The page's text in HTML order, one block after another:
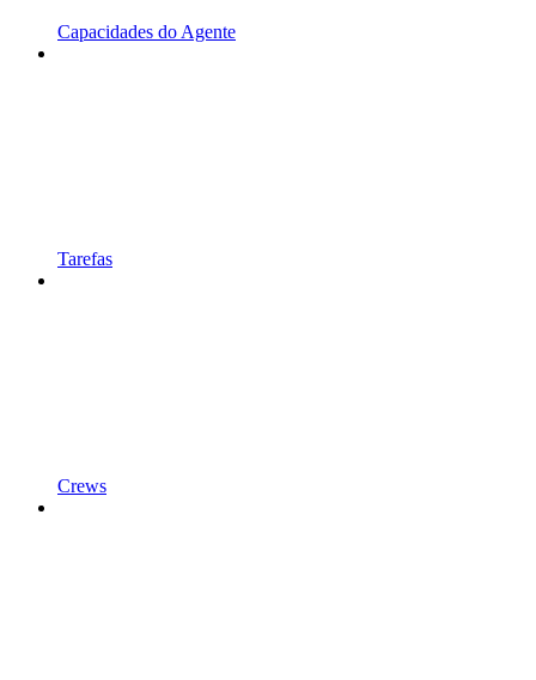
Capacidades do Agente
Tarefas
Crews